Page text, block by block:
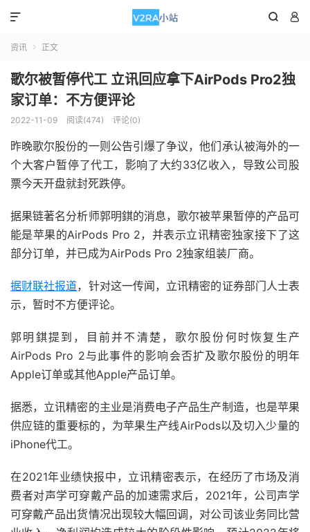
 

资讯  正文
歌尔被暂停代工 立讯回应拿下AirPods Pro2独
家订单：不方便评论
2022-11-09 阅读(474) 评论(0)
昨晚歌尔股份的一则公告引爆了争议，他们承认被海外的一
个大客户暂停了代工，影响了大约33亿收入，导致公司股
票今天开盘就封死跌停。
据果链著名分析师郭明錤的消息，歌尔被苹果暂停的产品可
能是苹果的AirPods Pro 2，并表示立讯精密独家接下了这
部分订单，并已成为AirPods Pro 2独家组装厂商。
据财联社报道，针对这一传闻，立讯精密的证券部门人士表
示，暂时不方便评论。
郭明錤提到，目前并不清楚，歌尔股份何时恢复生产
AirPods Pro 2与此事件的影响会否扩及歌尔股份的明年
Apple订单或其他Apple产品订单。
据悉，立讯精密的主业是消费电子产品生产制造，也是苹果
供应链的重要标的，为苹果生产线AirPods以及切入少量的
iPhone代工。
在2021年业绩快报中，立讯精密表示，在经历了市场及消
费者对声学可穿戴产品的加速需求后，2021年，公司声学
可穿戴产品出货情况出现较大幅回调，对公司该业务同比营